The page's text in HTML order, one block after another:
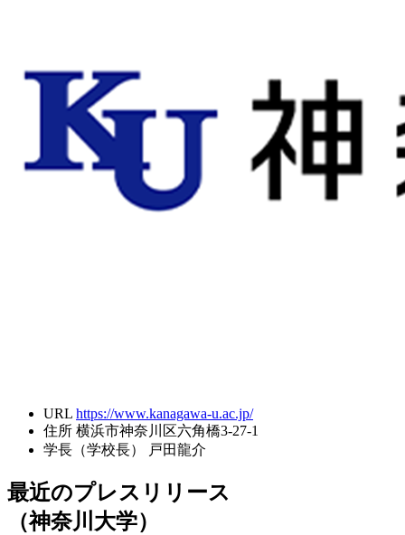
URL https://www.kanagawa-u.ac.jp/
住所 横浜市神奈川区六角橋3-27-1
学長（学校長）
戸田龍介
最近のプレスリリース
（神奈川大学）